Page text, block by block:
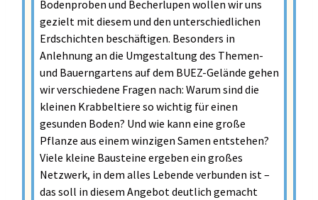
Bodenproben und Becherlupen wollen wir uns
gezielt mit diesem und den unterschiedlichen
Erdschichten beschäftigen. Besonders in
Anlehnung an die Umgestaltung des Themen-
und Bauerngartens auf dem BUEZ-Gelände gehen
wir verschiedene Fragen nach: Warum sind die
kleinen Krabbeltiere so wichtig für einen
gesunden Boden? Und wie kann eine große
Pflanze aus einem winzigen Samen entstehen?
Viele kleine Bausteine ergeben ein großes
Netzwerk, in dem alles Lebende verbunden ist –
das soll in diesem Angebot deutlich gemacht